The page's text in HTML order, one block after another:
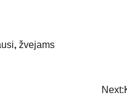
, žvejams
Next: